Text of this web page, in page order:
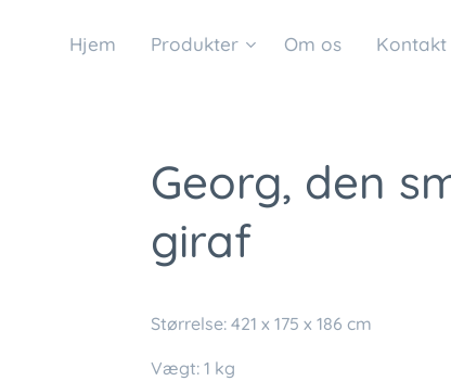
Hjem Produkter Om os Kontakt
Georg, den
giraf
Størrelse: 421 x 175 x 186 cm
Vægt: 1 kg